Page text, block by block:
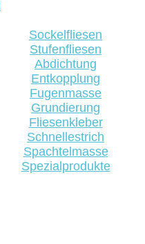
Sockelfliesen
Stufenfliesen
Abdichtung
Entkopplung
Fugenmasse
Grundierung
Fliesenkleber
Schnellestrich
Spachtelmasse
Spezialprodukte